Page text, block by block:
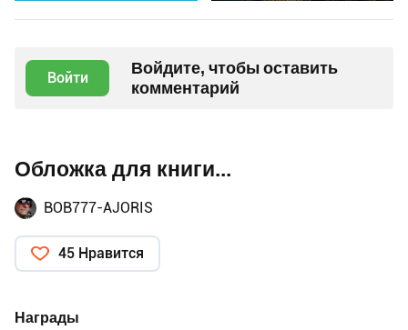
Войти
Войдите, чтобы оставить
комментарий
Обложка для книги...
BOB777-AJORIS
45 Нравится
Награды